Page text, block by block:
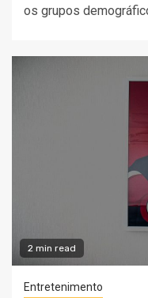
os grupos
2 min read
Entretenimento